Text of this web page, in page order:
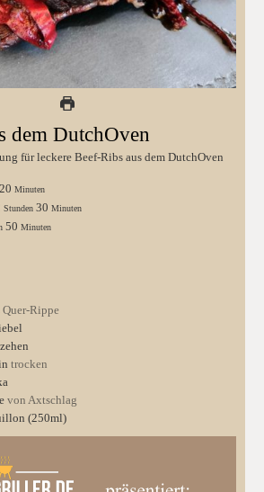
dem DutchOven
für leckere Beef-Ribs aus dem DutchOven
20 Minuten
Stunden 30 Minuten
50 Minuten
Quer-Rippe
trocken
von Axtschlag
(250ml)